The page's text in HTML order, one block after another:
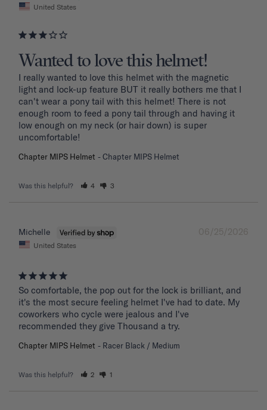
United States
Wanted to love this helmet!
I really wanted to love this helmet with the magnetic
light and lock-up feature BUT it really bothers me that I
can't wear a pony tail with this helmet! There is not
enough room to feed a pony tail through and having it
low enough on my neck (or hair down) is super
uncomfortable!
Chapter MIPS Helmet Chapter MIPS Helmet
Was this helpful? 4 3
06/25/2026
Michelle
United States
So comfortable, the pop out for the lock is brilliant, and
it's the most secure feeling helmet I've had to date. My
coworkers who cycle were jealous and I've
recommended they give Thousand a try.
Chapter MIPS Helmet Racer Black / Medium
Was this helpful? 2 1